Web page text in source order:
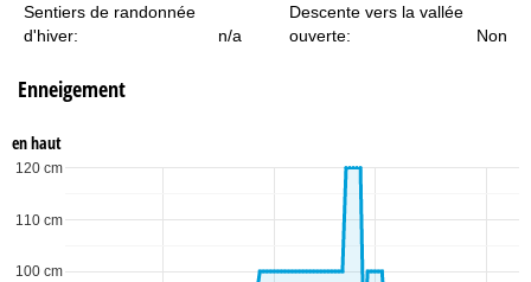
Sentiers de randonnée
d'hiver:
n/a
Descente vers la vallée
ouverte:
Non
Enneigement
en haut
100 cm
110 cm
120 cm